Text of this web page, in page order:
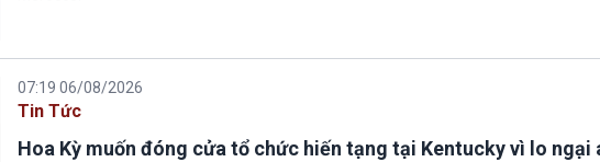
07:19 06/08/2026
Tin Tức
Hoa Kỳ muốn đóng cửa tổ chức hiến tạng tại Kentucky vì lo ngại